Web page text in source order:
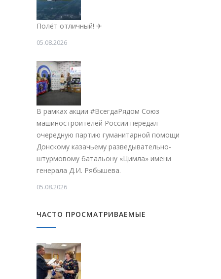
Полёт отличный! ✈
05.08.2026
В рамках акции #ВсегдаРядом Союз
машиностроителей России передал
очередную партию гуманитарной помощи
Донскому казачьему разведывательно-
штурмовому батальону «Цимла» имени
генерала Д.И. Рябышева.
05.08.2026
ЧАСТО ПРОСМАТРИВАЕМЫЕ